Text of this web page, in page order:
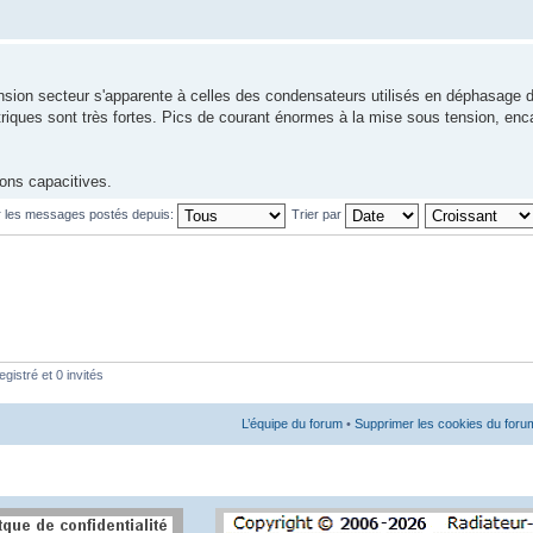
secteur s'apparente à celles des condensateurs utilisés en déphasage
sont très fortes. Pics de courant énormes à la mise sous tension,
capacitives.
les messages postés depuis: Trier par
et 0 invités
L’équipe du forum • Supprimer les cookies du